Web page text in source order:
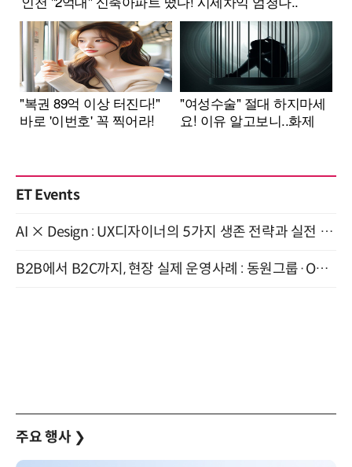
ET Events
AI × Design : UX디자이너의 5가지 생존 전략과 실전 대응 8월 28일 개최
B2B에서 B2C까지, 현장 실제 운영사례 : 동원그룹·OCI·다이닝브랜즈그룹·당근 (8/27)
주요 행사 ❯